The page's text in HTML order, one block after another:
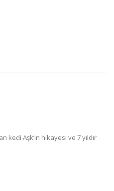
Aşk’ın hikayesi ve 7 yıldır